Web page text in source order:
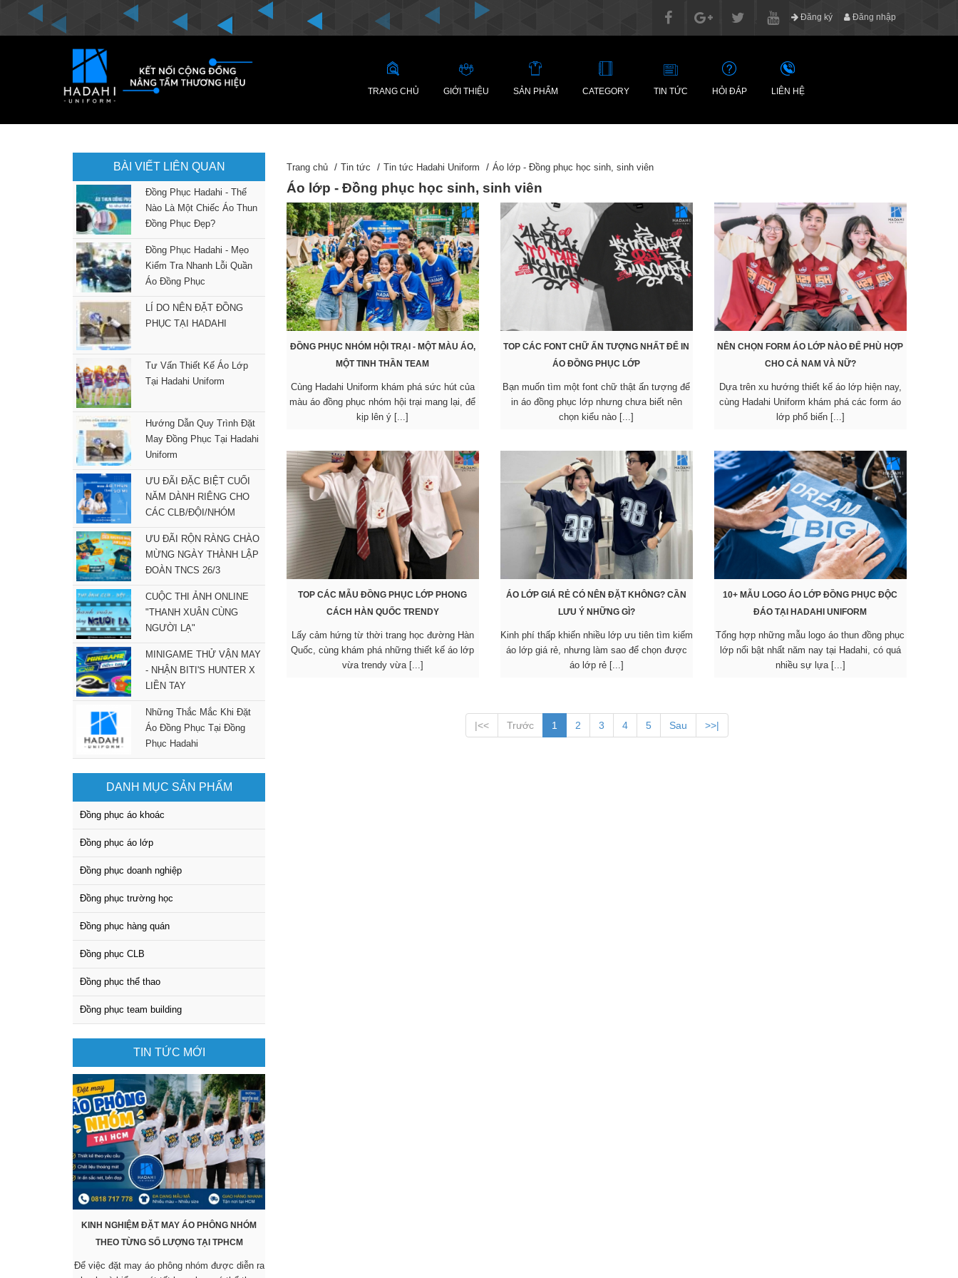
Đăng ký Đăng nhập
TRANG CHỦ GIỚI THIỆU SẢN PHẨM CATEGORY TIN TỨC HỎI ĐÁP LIÊN HỆ
BÀI VIẾT LIÊN QUAN
Đồng Phục Hadahi - Thế
Nào Là Một Chiếc Áo Thun
Đồng Phục Đẹp?
Đồng Phục Hadahi - Mẹo
Kiểm Tra Nhanh Lỗi Quần
Áo Đồng Phục
LÍ DO NÊN ĐẶT ĐỒNG
PHỤC TẠI HADAHI
Tư Vấn Thiết Kế Áo Lớp
Tại Hadahi Uniform
Hướng Dẫn Quy Trình Đặt
May Đồng Phục Tại Hadahi
Uniform
ƯU ĐÃI ĐẶC BIỆT CUỐI
NĂM DÀNH RIÊNG CHO
CÁC CLB/ĐỘI/NHÓM
ƯU ĐÃI RỘN RÀNG CHÀO
MỪNG NGÀY THÀNH LẬP
ĐOÀN TNCS 26/3
CUỘC THI ẢNH ONLINE
"THANH XUÂN CÙNG
NGƯỜI LẠ"
MINIGAME THỬ VẬN MAY
- NHẬN BITI'S HUNTER X
LIỀN TAY
Những Thắc Mắc Khi Đặt
Áo Đồng Phục Tại Đồng
Phục Hadahi
DANH MỤC SẢN PHẨM
Đồng phục áo khoác
Đồng phục áo lớp
Đồng phục doanh nghiệp
Đồng phục trường học
Đồng phục hàng quán
Đồng phục CLB
Đồng phục thể thao
Đồng phục team building
TIN TỨC MỚI
KINH NGHIỆM ĐẶT MAY ÁO PHÔNG NHÓM
THEO TỪNG SỐ LƯỢNG TẠI TPHCM
Để việc đặt may áo phông nhóm được diễn ra
Trang chủ Tin tức Tin tức Hadahi Uniform Áo lớp - Đồng phục học sinh, sinh viên
Áo lớp - Đồng phục học sinh, sinh viên
ĐỒNG PHỤC NHÓM HỘI TRẠI - MỘT MÀU ÁO,
MỘT TINH THẦN TEAM
Cùng Hadahi Uniform khám phá sức hút của
màu áo đồng phục nhóm hội trại mang lại, để
kịp lên ý [...]
TOP CÁC FONT CHỮ ẤN TƯỢNG NHẤT ĐỂ IN
ÁO ĐỒNG PHỤC LỚP
Bạn muốn tìm một font chữ thật ấn tượng để
in áo đồng phục lớp nhưng chưa biết nên
chọn kiểu nào [...]
NÊN CHỌN FORM ÁO LỚP NÀO ĐỂ PHÙ HỢP
CHO CẢ NAM VÀ NỮ?
Dựa trên xu hướng thiết kế áo lớp hiện nay,
cùng Hadahi Uniform khám phá các form áo
lớp phổ biến [...]
TOP CÁC MẪU ĐỒNG PHỤC LỚP PHONG
CÁCH HÀN QUỐC TRENDY
Lấy cảm hứng từ thời trang học đường Hàn
Quốc, cùng khám phá những thiết kế áo lớp
vừa trendy vừa [...]
ÁO LỚP GIÁ RẺ CÓ NÊN ĐẶT KHÔNG? CẦN
LƯU Ý NHỮNG GÌ?
Kinh phí thấp khiến nhiều lớp ưu tiên tìm kiếm
áo lớp giá rẻ, nhưng làm sao để chọn được
áo lớp rẻ [...]
10+ MẪU LOGO ÁO LỚP ĐỒNG PHỤC ĐỘC
ĐÁO TẠI HADAHI UNIFORM
Tổng hợp những mẫu logo áo thun đồng phục
lớp nổi bật nhất năm nay tại Hadahi, có quá
nhiều sự lựa [...]
|<< Trước 1 2 3 4 5 Sau >>|